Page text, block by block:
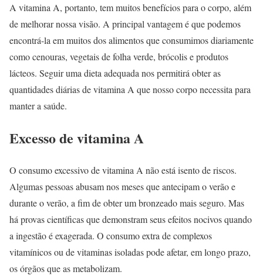
A vitamina A, portanto, tem muitos benefícios para o corpo, além
de melhorar nossa visão. A principal vantagem é que podemos
encontrá-la em muitos dos alimentos que consumimos diariamente
como cenouras, vegetais de folha verde, brócolis e produtos
lácteos. Seguir uma dieta adequada nos permitirá obter as
quantidades diárias de vitamina A que nosso corpo necessita para
manter a saúde.
Excesso de vitamina A
O consumo excessivo de vitamina A não está isento de riscos.
Algumas pessoas abusam nos meses que antecipam o verão e
durante o verão, a fim de obter um bronzeado mais seguro. Mas
há provas científicas que demonstram seus efeitos nocivos quando
a ingestão é exagerada. O consumo extra de complexos
vitamínicos ou de vitaminas isoladas pode afetar, em longo prazo,
os órgãos que as metabolizam.